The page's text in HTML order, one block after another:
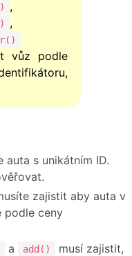
,
,
vůz podle
auta s unikátním ID.
zajistit aby auta v
podle ceny
a add()
musí zajistit,